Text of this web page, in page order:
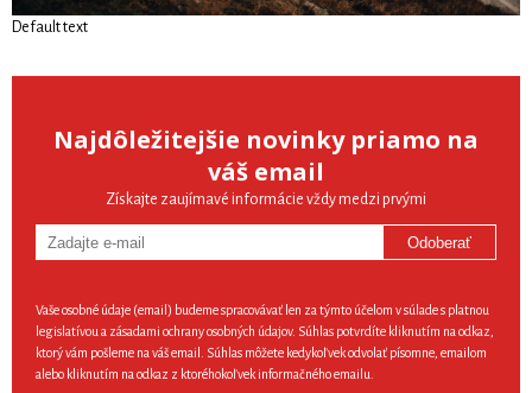
Default text
Najdôležitejšie novinky priamo na
váš email
Získajte zaujímavé informácie vždy medzi prvými
Odoberať
Vaše osobné údaje (email) budeme spracovávať len za týmto účelom v súlade s platnou
legislatívou a zásadami ochrany osobných údajov. Súhlas potvrdíte kliknutím na odkaz,
ktorý vám pošleme na váš email. Súhlas môžete kedykoľvek odvolať písomne, emailom
alebo kliknutím na odkaz z ktoréhokoľvek informačného emailu.